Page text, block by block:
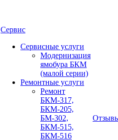
Сервис
Сервисные услуги
Модернизация
ямобура БКМ
(малой серии)
Ремонтные услуги
Ремонт
БКМ-317,
БКМ-205,
БМ-302,
БКМ-515,
БКМ-516